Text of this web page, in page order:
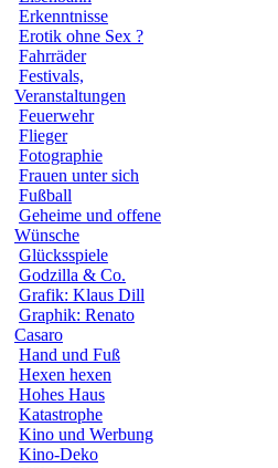
Erkenntnisse
Erotik ohne Sex ?
Fahrräder
Festivals,
Veranstaltungen
Feuerwehr
Flieger
Fotographie
Frauen unter sich
Fußball
Geheime und offene
Wünsche
Glücksspiele
Godzilla & Co.
Grafik: Klaus Dill
Graphik: Renato
Casaro
Hand und Fuß
Hexen hexen
Hohes Haus
Katastrophe
Kino und Werbung
Kino-Deko